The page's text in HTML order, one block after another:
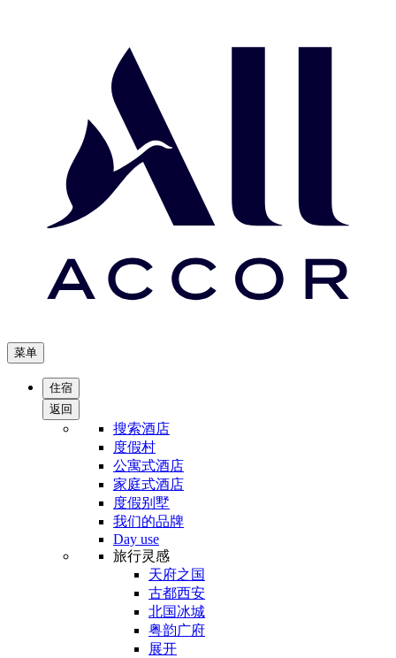
菜单
住宿
返回
搜索酒店
度假村
公寓式酒店
家庭式酒店
度假别墅
我们的品牌
Day use
旅行灵感
天府之国
古都西安
北国冰城
粤韵广府
展开